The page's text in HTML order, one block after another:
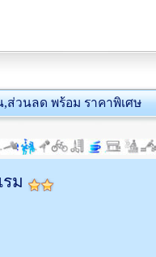
,ส่วนลด พร้อม ราคาพิเศษ
ม